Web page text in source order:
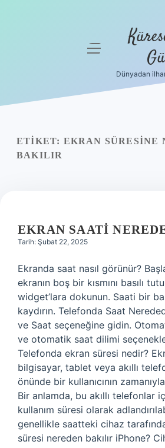
Yasal Uyarı
menüyü
Dünyadan
ETIKET: EKRAN SÜRESINE
BAKILIR
EKRAN SAATI
Tarih: Şubat 22, 2025
Ekranda saat nasıl görünür?
ekranın boş bir kısmını basılı
widget’lara dokunun. Saati bir
kaydırın. Telefonda Saat
ve Saat seçeneğine gidin.
ve otomatik saat dilimi
Telefonda ekran süresi nedir?
bilgisayar, tablet veya akıllı
önünde bir kullanıcının
Bir anlamda, bu akıllı telefonlar
kullanım süresi olarak
genellikle saatteki cihaz
süresi nereden bakılır iPhone?